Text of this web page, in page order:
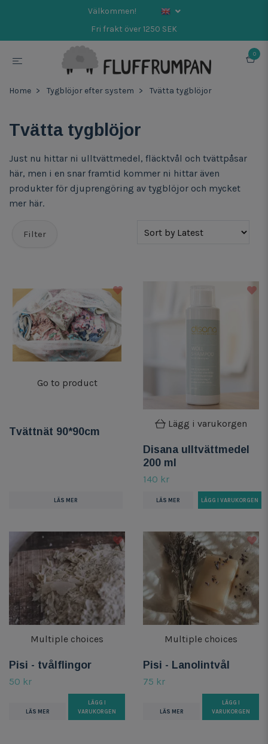
Välkommen!
Fri frakt över 1250 SEK
0
Home Tygblöjor efter system Tvätta tygblöjor
Tvätta tygblöjor
Just nu hittar ni ulltvättmedel, fläcktvål och tvättpåsar
här, men i en snar framtid kommer ni hittar även
produkter för djuprengöring av tygblöjor och mycket
mer här.
Filter
Go to product
Tvättnät 90*90cm
LÄS MER
Lägg i varukorgen
Disana ulltvättmedel
200 ml
140 kr
LÄS MER
Multiple choices
Pisi - tvålflingor
50 kr
LÄS MER
LÄGG I
VARUKORGEN
Multiple choices
Pisi - Lanolintvål
75 kr
LÄS MER
LÄGG I
VARUKORGEN